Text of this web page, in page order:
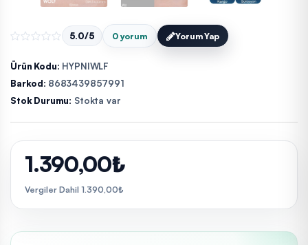
5.0/5 0 yorum Yorum Yap
Ürün Kodu: HYPNIWLF
Barkod: 8683439857991
Stok Durumu: Stokta var
1.390,00₺
Vergiler Dahil 1.390,00₺